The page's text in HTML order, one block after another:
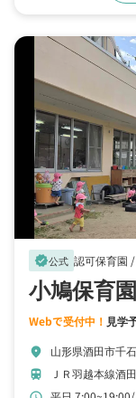
verified公式 認可保育園 /
小鳩保育園
Webで受付中！ 見学
location_on 山形県酒田市千
train ＪＲ羽越本線酒